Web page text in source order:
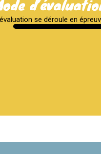
se déroule en